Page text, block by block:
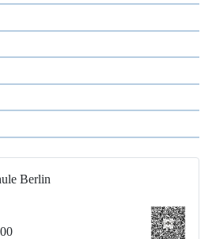
Berlin